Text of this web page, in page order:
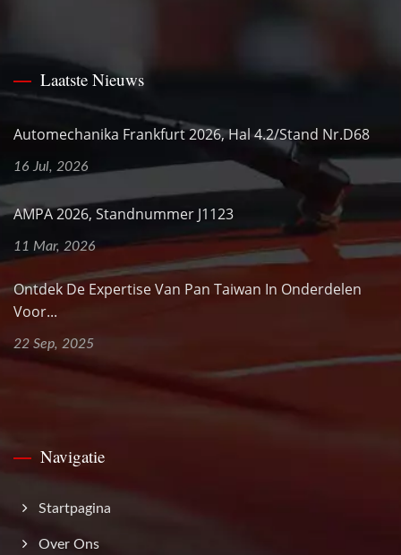
Laatste Nieuws
Automechanika Frankfurt 2026, Hal 4.2/Stand Nr.D68
16 Jul, 2026
AMPA 2026, Standnummer J1123
11 Mar, 2026
Ontdek De Expertise Van Pan Taiwan In Onderdelen
Voor...
22 Sep, 2025
Navigatie
Startpagina
Over Ons